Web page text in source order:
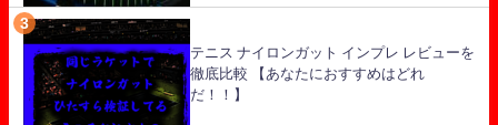
テニス ナイロンガット インプレ レビューを
徹底比較 【あなたにおすすめはどれ
だ！！】